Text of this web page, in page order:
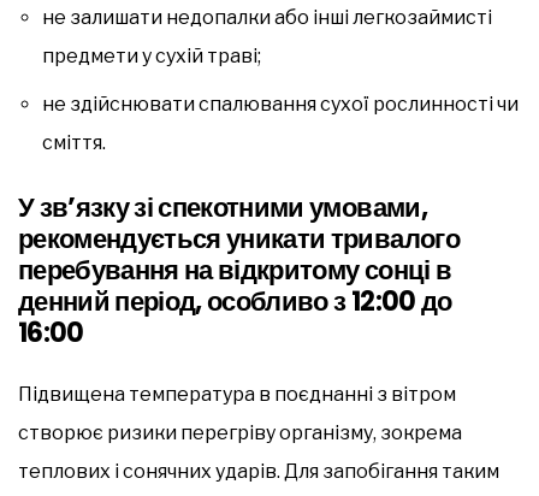
не залишати недопалки або інші легкозаймисті
предмети у сухій траві;
не здійснювати спалювання сухої рослинності чи
сміття.
У зв’язку зі спекотними умовами,
рекомендується уникати тривалого
перебування на відкритому сонці в
денний період, особливо з 12:00 до
16:00
Підвищена температура в поєднанні з вітром
створює ризики перегріву організму, зокрема
теплових і сонячних ударів. Для запобігання таким